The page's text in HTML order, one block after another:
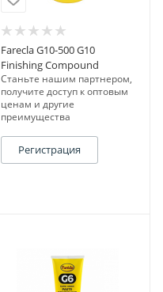
Farecla G10-500 G10
Finishing Compound
Станьте нашим партнером,
получите доступ к оптовым
ценам и другие
преимущества
Регистрация